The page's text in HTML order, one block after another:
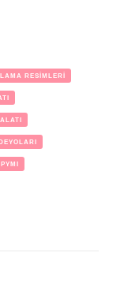
RESİMLERİ